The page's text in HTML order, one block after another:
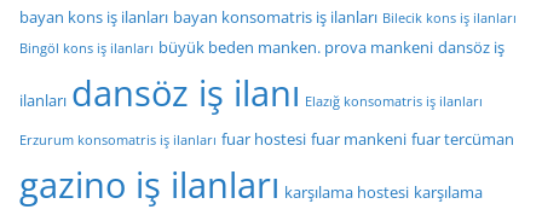
bayan kons iş ilanları bayan konsomatris iş ilanları Bilecik kons iş ilanları
Bingöl kons iş ilanları büyük beden manken. prova mankeni dansöz iş
ilanları dansöz iş ilanı Elazığ konsomatris iş ilanları
Erzurum konsomatris iş ilanları fuar hostesi fuar mankeni fuar tercüman
gazino iş ilanları karşılama hostesi karşılama